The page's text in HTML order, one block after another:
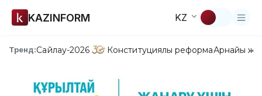
KAZINFORM KZ
Тренд:Сайлау-2026 Конституциялық реформаАрнайы